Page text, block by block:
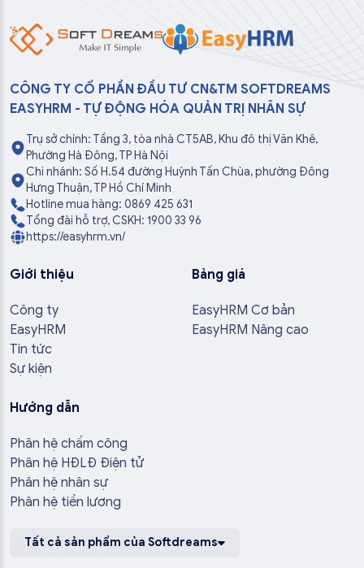
CÔNG TY CỔ PHẦN ĐẦU TƯ CN&TM SOFTDREAMS
EASYHRM - TỰ ĐỘNG HÓA QUẢN TRỊ NHÂN SỰ
Trụ sở chính: Tầng 3, tòa nhà CT5AB, Khu đô thị Văn Khê,
Phường Hà Đông, TP Hà Nội
Chi nhánh: Số H.54 đường Huỳnh Tấn Chùa, phường Đông
Hưng Thuận, TP Hồ Chí Minh
Hotline mua hàng: 0869 425 631
Tổng đài hỗ trợ, CSKH: 1900 33 96
https://easyhrm.vn/
Giới thiệu
Công ty
EasyHRM
Tin tức
Sự kiện
Bảng giá
EasyHRM Cơ bản
EasyHRM Nâng cao
Hướng dẫn
Phân hệ chấm công
Phân hệ HĐLĐ Điện tử
Phân hệ nhân sự
Phân hệ tiền lương
Tất cả sản phẩm của Softdreams